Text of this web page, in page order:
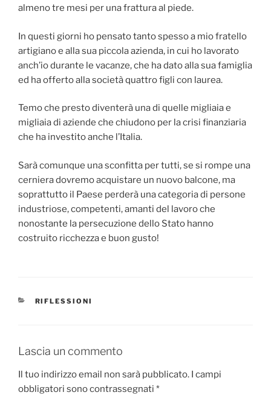
almeno tre mesi per una frattura al piede.
In questi giorni ho pensato tanto spesso a mio fratello
artigiano e alla sua piccola azienda, in cui ho lavorato
anch’io durante le vacanze, che ha dato alla sua famiglia
ed ha offerto alla società quattro figli con laurea.
Temo che presto diventerà una di quelle migliaia e
migliaia di aziende che chiudono per la crisi finanziaria
che ha investito anche l’Italia.
Sarà comunque una sconfitta per tutti, se si rompe una
cerniera dovremo acquistare un nuovo balcone, ma
soprattutto il Paese perderà una categoria di persone
industriose, competenti, amanti del lavoro che
nonostante la persecuzione dello Stato hanno
costruito ricchezza e buon gusto!
CATEGORIE
RIFLESSIONI
Lascia un commento
Il tuo indirizzo email non sarà pubblicato. I campi
obbligatori sono contrassegnati *